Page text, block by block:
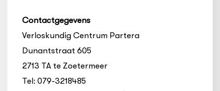
Contactgegevens
Verloskundig Centrum Partera
Dunantstraat 605
2713 TA te Zoetermeer
Tel: 079-3218485